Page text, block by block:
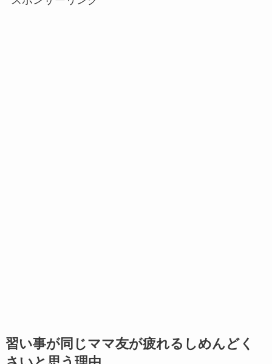
習い事が同じママ友が疲れるしめんどく